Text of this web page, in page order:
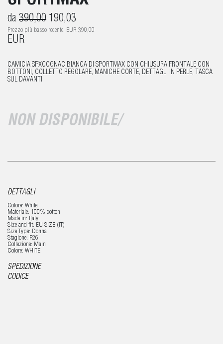
da 390,00 190,03
Prezzo più basso recente: EUR 390,00
EUR
CAMICIA SPXCOGNAC BIANCA DI SPORTMAX CON CHIUSURA FRONTALE CON
BOTTONI, COLLETTO REGOLARE, MANICHE CORTE, DETTAGLI IN PERLE, TASCA
SUL DAVANTI
NON DISPONIBILE/
DETTAGLI
Colore: White
Materiale: 100% cotton
Made in: Italy
Size and fit: EU SIZE (IT)
Size Type: Donna
Stagione: P26
Collezione: Main
Colore: WHITE
SPEDIZIONE
CODICE